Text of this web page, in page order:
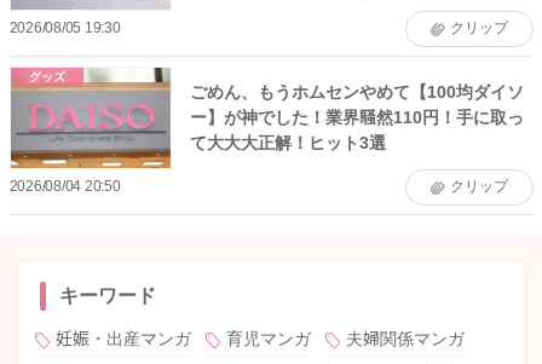
2026/08/05 19:30 クリップ
グッズ
ごめん、もうホムセンやめて【100均ダイソ
ー】が神でした！業界騒然110円！手に取っ
て大大大正解！ヒット3選
2026/08/04 20:50 クリップ
キーワード
妊娠・出産マンガ 育児マンガ
夫婦関係マンガ